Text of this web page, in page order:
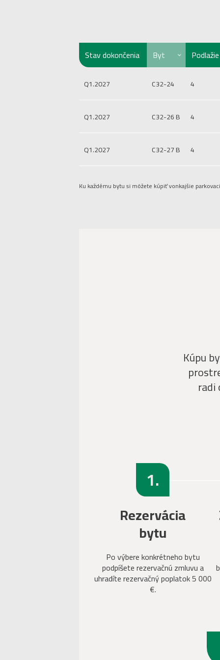
Stav dokončenia Byt Podlažie
Q1.2027 C32-24 4
Q1.2027 C32-26 B 4
Q1.2027 C32-27 B 4
Ku každému bytu si môžete kúpiť vonkajšie
Kúpu
radi
1.
Rezervácia
bytu
Po výbere konkrétneho bytu
podpíšete rezervačnú zmluvu a
uhradíte rezervačný poplatok 5 000
€.